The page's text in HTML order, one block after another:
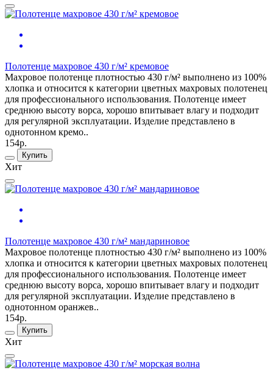
Полотенце махровое 430 г/м² кремовое
Махровое полотенце плотностью 430 г/м² выполнено из 100%
хлопка и относится к категории цветных махровых полотенец
для профессионального использования. Полотенце имеет
среднюю высоту ворса, хорошо впитывает влагу и подходит
для регулярной эксплуатации. Изделие представлено в
однотонном кремо..
154р.
Купить
Хит
Полотенце махровое 430 г/м² мандариновое
Махровое полотенце плотностью 430 г/м² выполнено из 100%
хлопка и относится к категории цветных махровых полотенец
для профессионального использования. Полотенце имеет
среднюю высоту ворса, хорошо впитывает влагу и подходит
для регулярной эксплуатации. Изделие представлено в
однотонном оранжев..
154р.
Купить
Хит